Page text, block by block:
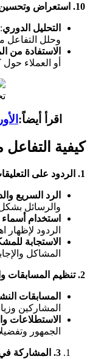
10. استعراض
التحليل الدوري
وحلل التفاعل
الاستفادة من
أو العملاء
اقرأ أيضاً:
كيفية التفاعل
1. الردود على
الرد السريع
والرسائل
استخدام
الردود
الاستجابة
المشاكل
2. تنظيم المسابقات
المسابقات
المشاركين
الاستطلاعات
الجمهور
3. المشاركة